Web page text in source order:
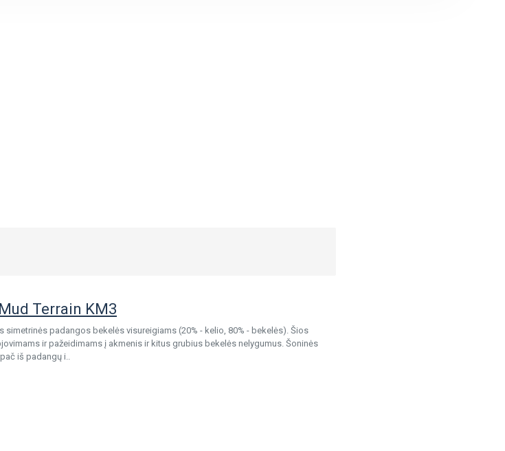
Terrain KM3
simetrinės padangos bekelės visureigiams (20% - kelio, 80% - bekelės). Šios
ir pažeidimams į akmenis ir kitus grubius bekelės nelygumus. Šoninės
iš padangų i..